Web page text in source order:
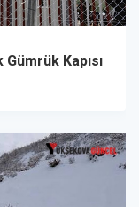
Kapısı